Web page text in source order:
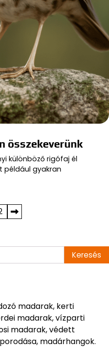
összekeverünk
különböző rigófaj él
például gyakran
madarak, kerti
madarak, vízparti
madarak, védett
madárhangok.